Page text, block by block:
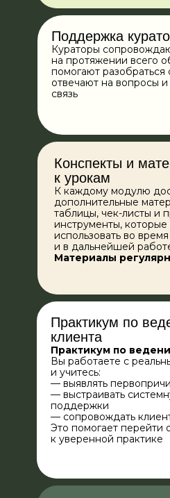
Практикум по
клиента
Практикум по
Вы работаете с
и учитесь:
— выявлять
— выстраивать
поддержки
— сопровождать
Это помогает перейти
к уверенной практике
Конспекты и
к урокам
К каждому модулю
дополнительные
таблицы, чек-листы и
инструменты,
использовать во
и в дальнейшей
Материалы
Поддержка
Кураторы
на протяжении всего
помогают разобраться
отвечают на вопросы
связь
Вы научитесь:
Оценивать состояние
ресурсов работы
гормональной
Составлять
с дисбалансом на
системы
Модуль 3. Эндокринная
система. Часть 2
Вы научитесь:
Укреплять женское и
поддержки клиентов
наличии нарушений
репродуктивной
также для снижения
развития
Модуль 4. Нервная
Вы научитесь:
и работать с